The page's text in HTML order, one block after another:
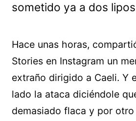
sometido ya a dos
Hace unas horas,
Stories en Instagram un
extraño dirigido a Caeli. Y
lado la ataca diciéndole
demasiado flaca y por